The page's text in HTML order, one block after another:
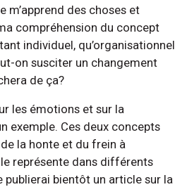
m’apprend des choses et
compréhension du concept
individuel, qu’organisationnel
on susciter un changement
de ça?
les émotions et sur la
exemple. Ces deux concepts
la honte et du frein à
représente dans différents
publierai bientôt un article sur la